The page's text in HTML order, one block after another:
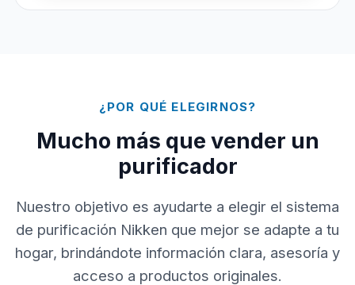
¿POR QUÉ ELEGIRNOS?
Mucho más que vender un
purificador
Nuestro objetivo es ayudarte a elegir el sistema
de purificación Nikken que mejor se adapte a tu
hogar, brindándote información clara, asesoría y
acceso a productos originales.